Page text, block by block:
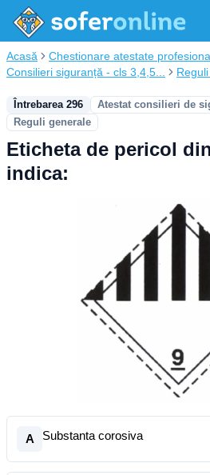
Acasă
Chestionare atestate
Consilieri siguranță - cls 3,4,5...
Întrebarea 296
Atestat consilieri de
Reguli generale
Eticheta de pericol
indica:
A Substanta corosiva